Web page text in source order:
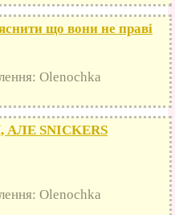
що вони не праві
Olenochka
SNICKERS
Olenochka